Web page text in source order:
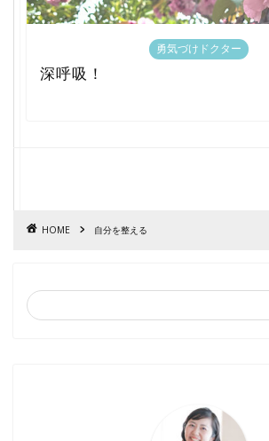
勇気づけドクター
深呼吸！
HOME 自分を整える